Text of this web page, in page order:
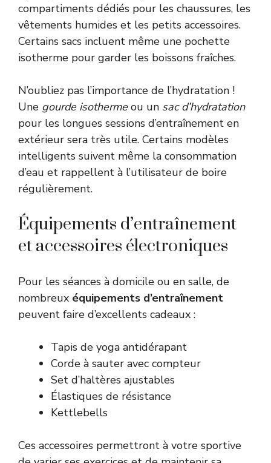
compartiments dédiés pour les chaussures, les
vêtements humides et les petits accessoires.
Certains sacs incluent même une pochette
isotherme pour garder les boissons fraîches.
N’oubliez pas l’importance de l’hydratation !
Une gourde isothermeou un sac d’hydratation
pour les longues sessions d’entraînement en
extérieur sera très utile. Certains modèles
intelligents suivent même la consommation
d’eau et rappellent à l’utilisateur de boire
régulièrement.
Équipements d’entraînement
et accessoires électroniques
Pour les séances à domicile ou en salle, de
nombreux équipements d’entraînement
peuvent faire d’excellents cadeaux :
Tapis de yoga antidérapant
Corde à sauter avec compteur
Set d’haltères ajustables
Élastiques de résistance
Kettlebells
Ces accessoires permettront à votre sportive